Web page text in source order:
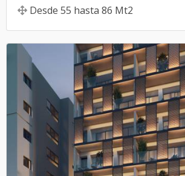
Desde 55 hasta 86 Mt2